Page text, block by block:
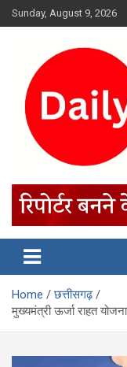
Skip
to
Sunday, August 9, 2026
Home
छत्तीसगढ़
मुख्यमंत्री ऊर्जा राहत